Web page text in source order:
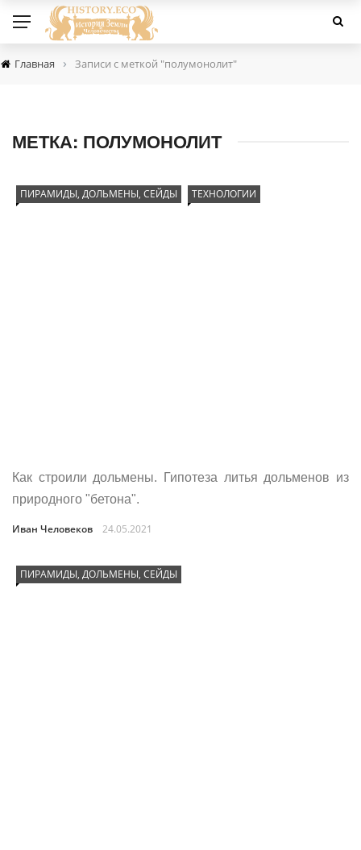
Главная › Записи с меткой "полумонолит"
МЕТКА: ПОЛУМОНОЛИТ
ПИРАМИДЫ, ДОЛЬМЕНЫ, СЕЙДЫ ТЕХНОЛОГИИ
Как строили дольмены. Гипотеза литья дольменов из
природного "бетона".
Иван Человеков 24.05.2021
ПИРАМИДЫ, ДОЛЬМЕНЫ, СЕЙДЫ